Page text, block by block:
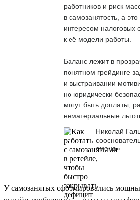
работников и риск
в самозанятость, а
интересом налоговых
к её модели работы.
Баланс лежит в
понятном грейдинге
и выстраивании
но юридически
могут быть доплаты,
нематериальные
Николай
смена»
У самозанятых сформировались